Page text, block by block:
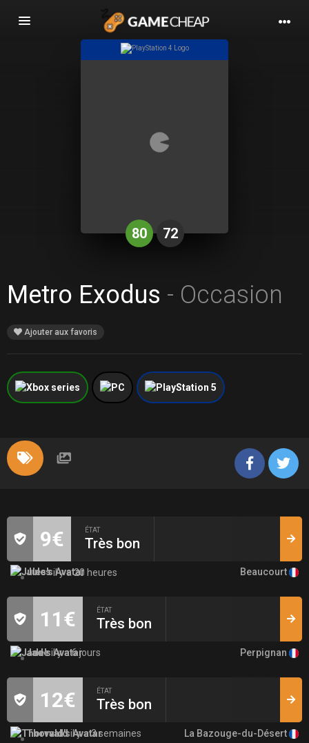
Basculer
80 72
Metro Exodus - Occasion
Ajouter aux favoris
9€ ÉTAT
Très bon
Julesil y a 20 heures Beaucourt
11€ ÉTAT
Très bon
Jadeil y a 6 jours Perpignan
12€ ÉTAT
Très bon
Thorvaldil y a 3 semaines La Bazouge-du-Désert